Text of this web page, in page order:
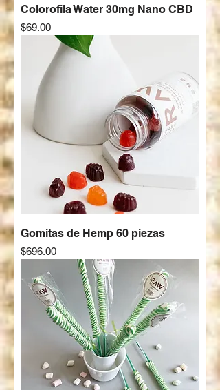
Colorofila Water 30mg Nano CBD
Precio
$69.00
Gomitas de Hemp 60 piezas
Precio
$696.00